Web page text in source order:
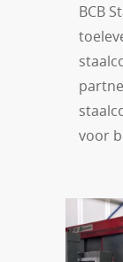
BCB
voor